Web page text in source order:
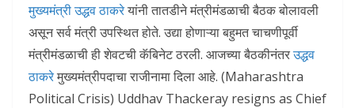
मुख्यमंत्री उद्धव ठाकरेयांनी तातडीने मंत्रीमंडळाची बैठक बोलावली
असून सर्व मंत्री उपस्थित होते. उद्या होणाऱ्या बहुमत चाचणीपूर्वी
मंत्रीमंडळाची ही शेवटची कॅबिनेट ठरली. आजच्या बैठकीनंतरउद्धव
ठाकरेमुख्यमंत्रीपदाचा राजीनामा दिला आहे. (Maharashtra
Political Crisis) Uddhav Thackeray resigns as Chief